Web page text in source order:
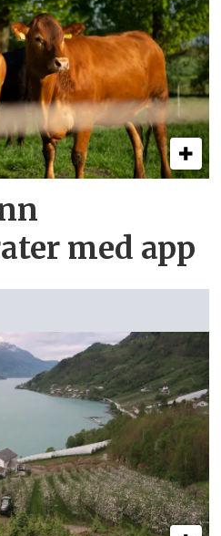
med app